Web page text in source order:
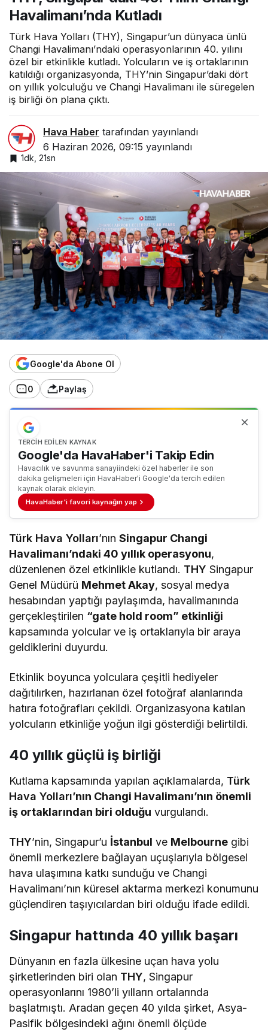
Kutladı
Havalimanı’nda Kutladı
Türk Hava Yolları (THY), Singapur’un dünyaca ünlü
Changi Havalimanı’ndaki operasyonlarının 40. yılını
özel bir etkinlikle kutladı. Yolcuların ve iş ortaklarının
katıldığı organizasyonda, THY’nin Singapur’daki dört
on yıllık yolculuğu ve Changi Havalimanı ile süregelen
iş birliği ön plana çıktı.
Hava Haber tarafından yayınlandı
6 Haziran 2026, 09:15 yayınlandı
1dk, 21sn
Google'da Abone Ol
0 Paylaş
TERCIH EDILEN KAYNAK
Google'da HavaHaber'i Takip Edin
Havacılık ve savunma sanayiindeki özel haberler ile son
dakika gelişmeleri için HavaHaber'i Google'da tercih edilen
kaynak olarak ekleyin.
HavaHaber'i favori kaynağın yap
Türk Hava Yolları’nınSingapur Changi
Havalimanı’ndaki 40 yıllık operasyonu,
düzenlenen özel etkinlikle kutlandı. THY Singapur
Genel Müdürü Mehmet Akay, sosyal medya
hesabından yaptığı paylaşımda, havalimanında
gerçekleştirilen “gate hold room” etkinliği
kapsamında yolcular ve iş ortaklarıyla bir araya
geldiklerini duyurdu.
Etkinlik boyunca yolculara çeşitli hediyeler
dağıtılırken, hazırlanan özel fotoğraf alanlarında
hatıra fotoğrafları çekildi. Organizasyona katılan
yolcuların etkinliğe yoğun ilgi gösterdiği belirtildi.
40 yıllık güçlü iş birliği
Kutlama kapsamında yapılan açıklamalarda, Türk
Hava Yolları’nın Changi Havalimanı’nın önemli
iş ortaklarından biri olduğu vurgulandı.
THY’nin, Singapur’u İstanbul ve Melbourne gibi
önemli merkezlere bağlayan uçuşlarıyla bölgesel
hava ulaşımına katkı sunduğu ve Changi
Havalimanı’nın küresel aktarma merkezi konumunu
güçlendiren taşıyıcılardan biri olduğu ifade edildi.
Singapur hattında 40 yıllık başarı
Dünyanın en fazla ülkesine uçan hava yolu
şirketlerinden biri olan THY, Singapur
operasyonlarını 1980’li yılların ortalarında
başlatmıştı. Aradan geçen 40 yılda şirket, Asya-
Pasifik bölgesindeki ağını önemli ölçüde